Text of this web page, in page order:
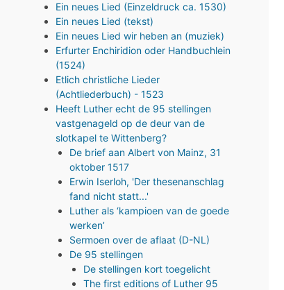
Ein neues Lied (Einzeldruck ca. 1530)
Ein neues Lied (tekst)
Ein neues Lied wir heben an (muziek)
Erfurter Enchiridion oder Handbuchlein
(1524)
Etlich christliche Lieder
(Achtliederbuch) - 1523
Heeft Luther echt de 95 stellingen
vastgenageld op de deur van de
slotkapel te Wittenberg?
De brief aan Albert von Mainz, 31
oktober 1517
Erwin Iserloh, 'Der thesenanschlag
fand nicht statt...'
Luther als ‘kampioen van de goede
werken’
Sermoen over de aflaat (D-NL)
De 95 stellingen
De stellingen kort toegelicht
The first editions of Luther 95